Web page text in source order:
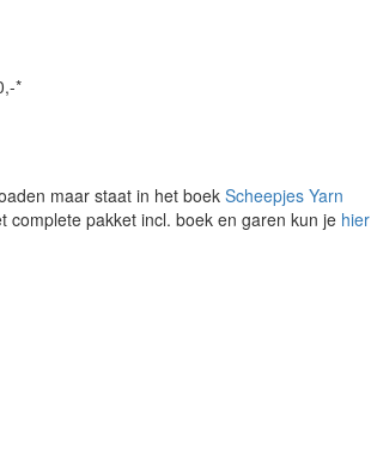
*
maar staat in het boek Scheepjes Yarn
complete pakket incl. boek en garen kun je hier